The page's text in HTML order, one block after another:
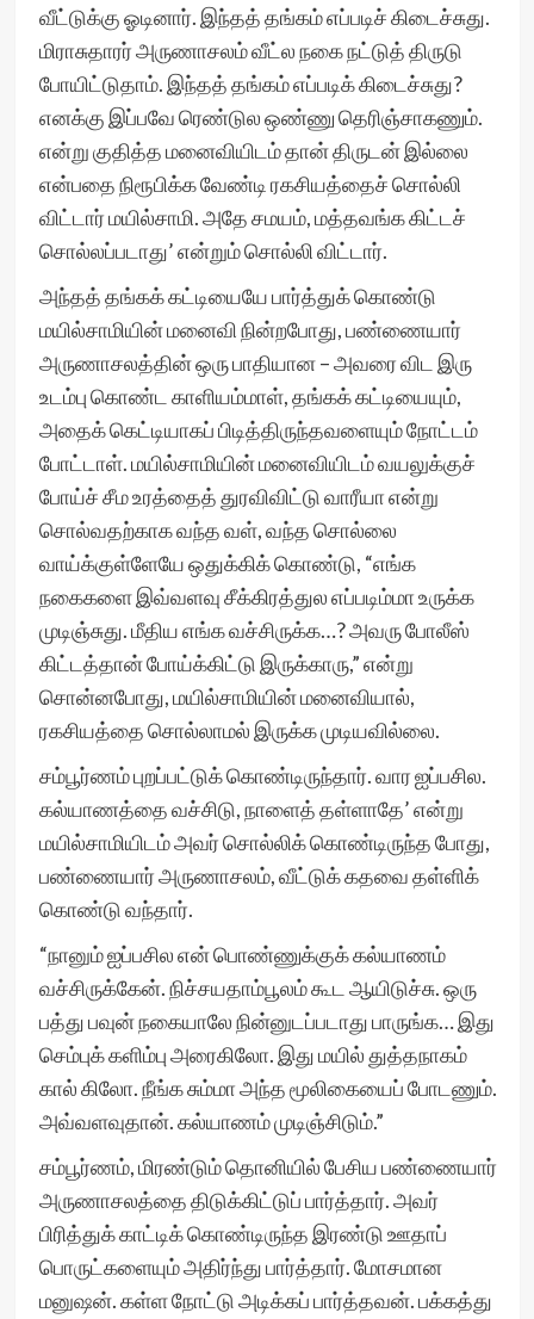
வீட்டுக்கு ஓடினார். இந்தத் தங்கம் எப்படிச் கிடைச்சுது.
மிராசுதாரர் அருணாசலம் வீட்ல நகை நட்டுத் திருடு
போயிட்டுதாம். இந்தத் தங்கம் எப்படிக் கிடைச்சுது?
எனக்கு இப்பவே ரெண்டுல ஒண்ணு தெரிஞ்சாகணும்.
என்று குதித்த மனைவியிடம் தான் திருடன் இல்லை
என்பதை நிரூபிக்க வேண்டி ரகசியத்தைச் சொல்லி
விட்டார் மயில்சாமி. அதே சமயம், மத்தவங்க கிட்டச்
சொல்லப்படாது’ என்றும் சொல்லி விட்டார்.
அந்தத் தங்கக் கட்டியையே பார்த்துக் கொண்டு
மயில்சாமியின் மனைவி நின்றபோது, பண்ணையார்
அருணாசலத்தின் ஒரு பாதியான – அவரை விட இரு
உடம்பு கொண்ட காளியம்மாள், தங்கக் கட்டியையும்,
அதைக் கெட்டியாகப் பிடித்திருந்தவளையும் நோட்டம்
போட்டாள். மயில்சாமியின் மனைவியிடம் வயலுக்குச்
போய்ச் சீம உரத்தைத் துரவிவிட்டு வாரீயா என்று
சொல்வதற்காக வந்த வள், வந்த சொல்லை
வாய்க்குள்ளேயே ஒதுக்கிக் கொண்டு, “எங்க
நகைகளை இவ்வளவு சீக்கிரத்துல எப்படிம்மா உருக்க
முடிஞ்சுது. மீதிய எங்க வச்சிருக்க…? அவரு போலீஸ்
கிட்டத்தான் போய்க்கிட்டு இருக்காரு,” என்று
சொன்னபோது, மயில்சாமியின் மனைவியால்,
ரகசியத்தை சொல்லாமல் இருக்க முடியவில்லை.
சம்பூர்ணம் புறப்பட்டுக் கொண்டிருந்தார். வார ஐப்பசில.
கல்யாணத்தை வச்சிடு, நாளைத் தள்ளாதே’ என்று
மயில்சாமியிடம் அவர் சொல்லிக் கொண்டிருந்த போது,
பண்ணையார் அருணாசலம், வீட்டுக் கதவை தள்ளிக்
கொண்டு வந்தார்.
“நானும் ஐப்பசில என் பொண்ணுக்குக் கல்யாணம்
வச்சிருக்கேன். நிச்சயதாம்பூலம் கூட ஆயிடுச்சு. ஒரு
பத்து பவுன் நகையாலே நின்னுடப்படாது பாருங்க… இது
செம்புக் களிம்பு அரைகிலோ. இது மயில் துத்தநாகம்
கால் கிலோ. நீங்க சும்மா அந்த மூலிகையைப் போடணும்.
அவ்வளவுதான். கல்யாணம் முடிஞ்சிடும்.”
சம்பூர்ணம், மிரண்டும் தொனியில் பேசிய பண்ணையார்
அருணாசலத்தை திடுக்கிட்டுப் பார்த்தார். அவர்
பிரித்துக் காட்டிக் கொண்டிருந்த இரண்டு ஊதாப்
பொருட்களையும் அதிர்ந்து பார்த்தார். மோசமான
மனுஷன். கள்ள நோட்டு அடிக்கப் பார்த்தவன். பக்கத்து